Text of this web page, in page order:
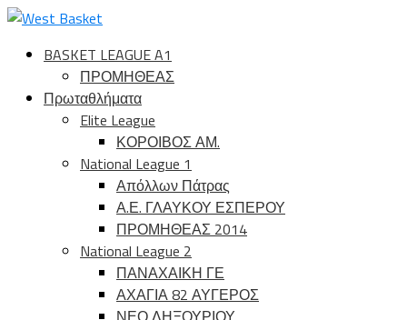
BASKET LEAGUE A1
ΠΡΟΜΗΘΕΑΣ
Πρωταθλήματα
Elite League
ΚΟΡΟΙΒΟΣ ΑΜ.
National League 1
Απόλλων Πάτρας
Α.Ε. ΓΛΑΥΚΟΥ ΕΣΠΕΡΟΥ
ΠΡΟΜΗΘΕΑΣ 2014
National League 2
ΠΑΝΑΧΑΙΚΗ ΓΕ
ΑΧΑΓΙΑ 82 ΑΥΓΕΡΟΣ